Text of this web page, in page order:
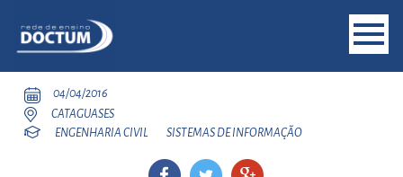
04/04/2016
CATAGUASES
ENGENHARIA CIVIL
SISTEMAS DE INFORMAÇÃO